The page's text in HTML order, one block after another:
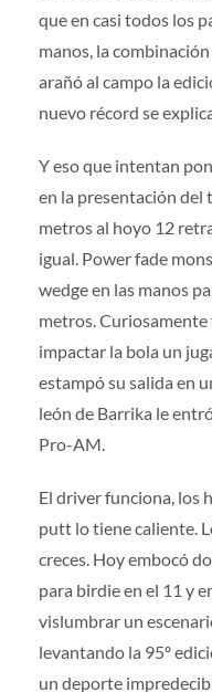
que en casi todos los
manos, la
arañó al campo la
nuevo récord se
Y eso que intentan
en la presentación del
metros al hoyo 12
igual. Power fade
wedge en las manos
metros.
impactar la bola un
estampó su salida en
león de Barrika le
Pro-AM.
El driver funciona, los
putt lo tiene caliente.
creces. Hoy embocó
para birdie en el 11 y
vislumbrar un
levantando la 95º
un deporte